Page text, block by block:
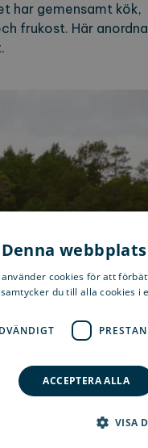
har gemensamt kök,
frukost. Här
Denna
cookies för att
du till alla cookies i
ACCEPTERA ALLA
VISA